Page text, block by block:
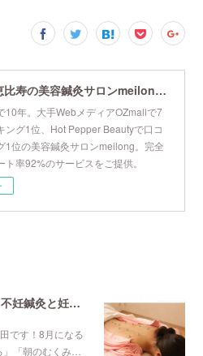
【公式】恵比寿の美容鍼灸サロンmeilong｜ツボを押さえた針・お灸の治療で美容と健康を叶えます
10年。大手WebメディアOZmallで7
ング1位、Hot Pepper Beautyで口コ
1位の美容鍼灸サロンmeilong。完全
ト率92%のサービスをご提供。
「夏の浮腫みに美容鍼灸♪」不妊鍼灸と妊活鍼灸が得意のmeilong
です！8月になる
「朝のむくみ…